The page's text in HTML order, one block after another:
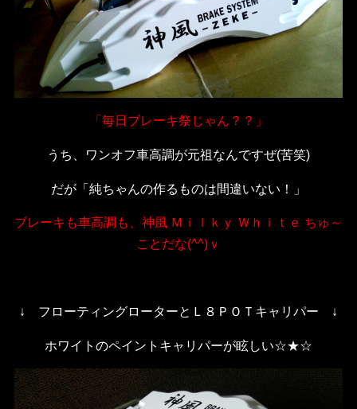
「毎日ブレーキ祭じゃん？？」
うち、ワンオフ車高調が元祖なんですぜ(苦笑)
だが「純ちゃんの作るものは間違いない！」
ブレーキも車高調も、 神風 Ｍｉｌｋｙ Ｗｈｉｔｅ ちゅ～
ことだな(^^)ｖ
↓ フローティングローターとＬ８ＰＯＴキャリパー ↓
ホワイトのペイントキャリパーが眩しい☆★☆